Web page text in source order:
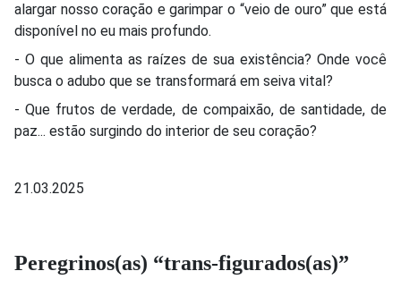
alargar nosso coração e garimpar o “veio de ouro” que está
disponível no eu mais profundo.
- O que alimenta as raízes de sua existência? Onde você
busca o adubo que se transformará em seiva vital?
- Que frutos de verdade, de compaixão, de santidade, de
paz... estão surgindo do interior de seu coração?
21.03.2025
Peregrinos(as) “trans-figurados(as)”